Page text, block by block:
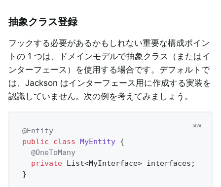
抽象クラス登録
フックする必要があるかもしれない重要な構成ポイン
トの 1 つは、ドメインモデルで抽象クラス（またはイ
ンターフェース）を使用する場合です。デフォルトで
は、Jackson はインターフェース用に作成する実装を
認識していません。次の例を考えてみましょう。
@Entity
public
class MyEntity {
@OneToMany
private List<MyInterface> interfaces;
}